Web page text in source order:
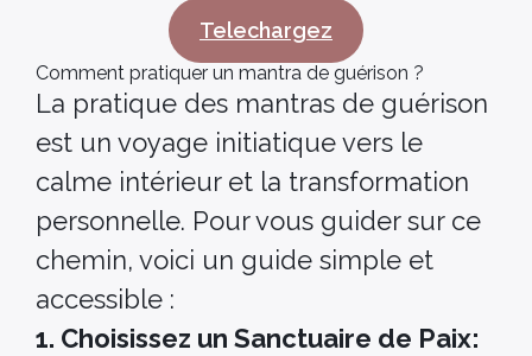
Telechargez
Comment pratiquer un mantra de guérison ?
La pratique des mantras de guérison
est un voyage initiatique vers le
calme intérieur et la transformation
personnelle. Pour vous guider sur ce
chemin, voici un guide simple et
accessible :
1. Choisissez un Sanctuaire de Paix: